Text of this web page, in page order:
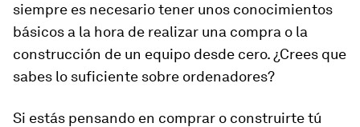
siempre es necesario tener unos conocimientos
básicos a la hora de realizar una compra o la
construcción de un equipo desde cero. ¿Crees que
sabes lo suficiente sobre ordenadores?
Si estás pensando en comprar o construirte tú